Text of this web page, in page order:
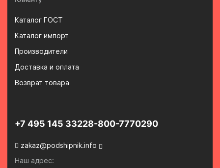
Каталог ГОСТ
Каталог импорт
Производители
Доставка и оплата
Возврат товара
+7 495 145 33228-800-7770290
zakaz@podshipnik.info
Наш адрес: